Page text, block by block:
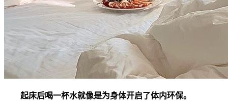
起床后喝一杯水就像是为身体开启了体内环保。